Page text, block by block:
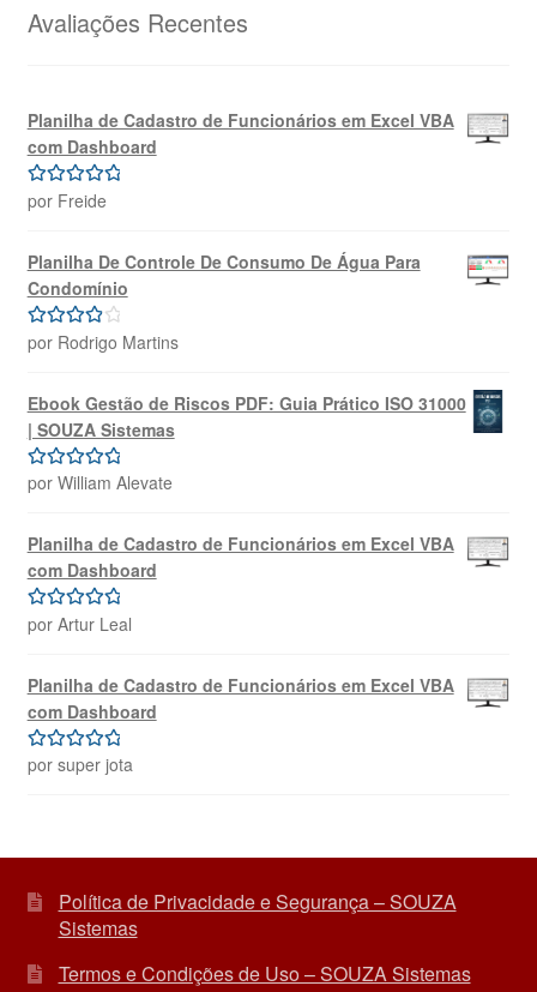
R$69,99.R$39,99.
Avaliações Recentes
Planilha de Cadastro de Funcionários em Excel VBA
com Dashboard
Avaliação5
por Freide
Planilha De Controle De Consumo De Água Para
Condomínio
Avaliação
por Rodrigo Martins
Ebook Gestão de Riscos PDF: Guia Prático ISO 31000
| SOUZA Sistemas
Avaliação5
por William Alevate
Planilha de Cadastro de Funcionários em Excel VBA
com Dashboard
Avaliação 5
por Artur Leal
Planilha de Cadastro de Funcionários em Excel VBA
com Dashboard
Avaliação5
por super jota
Política de Privacidade e Segurança – SOUZA
Sistemas
Termos e Condições de Uso – SOUZA Sistemas